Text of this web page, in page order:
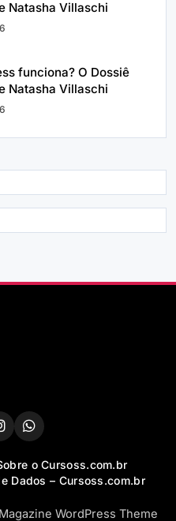
Natasha Villaschi
funciona? O Dossiê
Natasha Villaschi
o Cursoss.com.br
Dados – Cursoss.com.br
WordPress Theme